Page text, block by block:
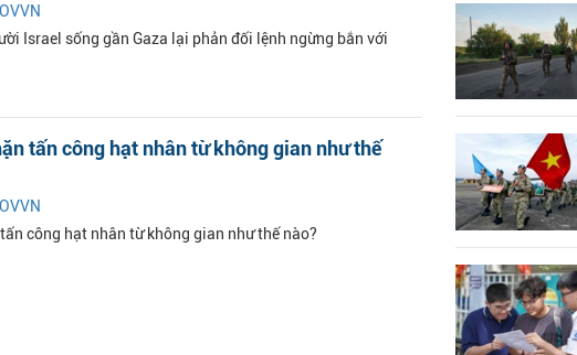
Israel sống gần Gaza lại phản đối lệnh ngừng bắn với
tấn công hạt nhân từ không gian như thế
công hạt nhân từ không gian như thế nào?